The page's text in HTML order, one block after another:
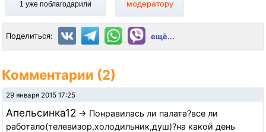
1 уже поблагодарили
модератору
Поделиться: ещё...
Комментарии (2)
29 января 2015 17:25
Апельсинка12 → Понравилась ли палата?все ли
работало(телевизор,холодильник,душ)?на какой день